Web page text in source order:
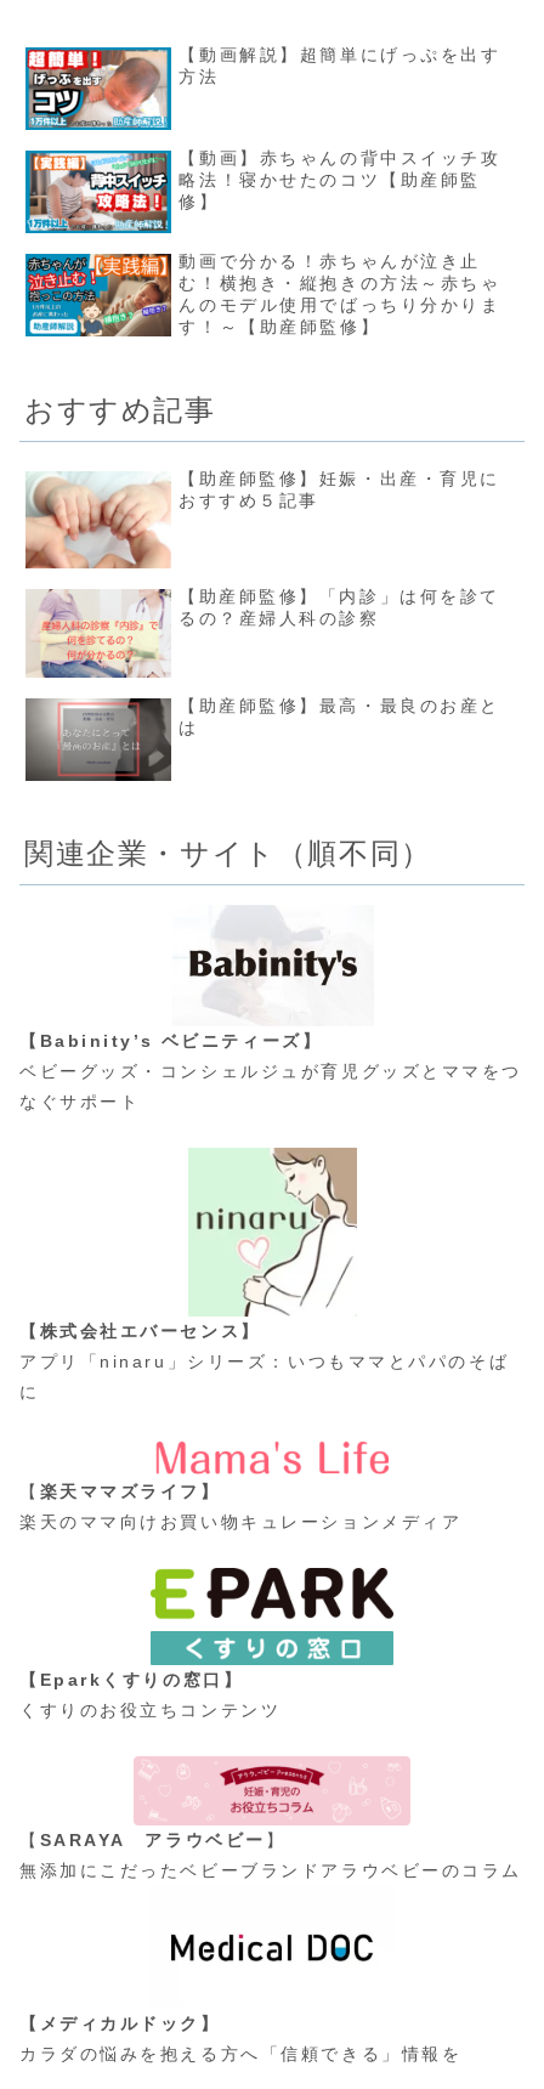
【動画解説】超簡単にげっぷを出す
方法
【動画】赤ちゃんの背中スイッチ攻
略法！寝かせたのコツ【助産師監
修】
動画で分かる！赤ちゃんが泣き止
む！横抱き・縦抱きの方法～赤ちゃ
んのモデル使用でばっちり分かりま
す！～【助産師監修】
おすすめ記事
【助産師監修】妊娠・出産・育児に
おすすめ５記事
【助産師監修】「内診」は何を診て
るの？産婦人科の診察
【助産師監修】最高・最良のお産と
は
関連企業・サイト（順不同）
【Babinity’s ベビニティーズ】
ベビーグッズ・コンシェルジュが育児グッズとママをつ
なぐサポート
【株式会社エバーセンス】
アプリ「ninaru」シリーズ：いつもママとパパのそば
に
【 楽天ママズライフ】
楽天のママ向けお買い物キュレーションメディア
【Eparkくすりの窓口】
くすりのお役立ちコンテンツ
【 SARAYA アラウベビー 】
無添加にこだったベビーブランドアラウベビーのコラム
【メディカルドック】
カラダの悩みを抱える方へ「信頼できる」情報を